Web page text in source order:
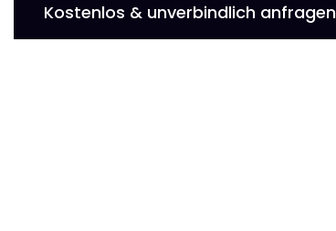
Kostenlos & unverbindlich anfragen